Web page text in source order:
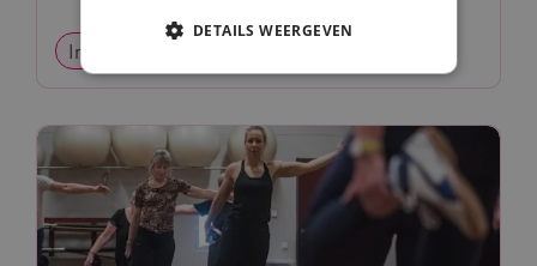
Interventie
DETAILS WEERGEVEN
Noodzakelijke cookies
Analytische cookies
Marketing cookies
Deze functionele en technische cookies zorgen
ervoor dat de website werkt. Deze cookies
worden altijd geplaatst en maken geen inbreuk
op uw privacy.